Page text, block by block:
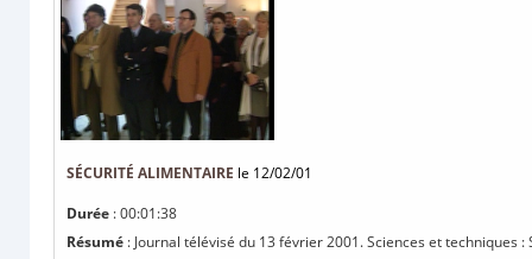
SÉCURITÉ ALIMENTAIRE le 12/02/01
Durée : 00:01:38
Résumé : Journal télévisé du 13 février 2001. Sciences et